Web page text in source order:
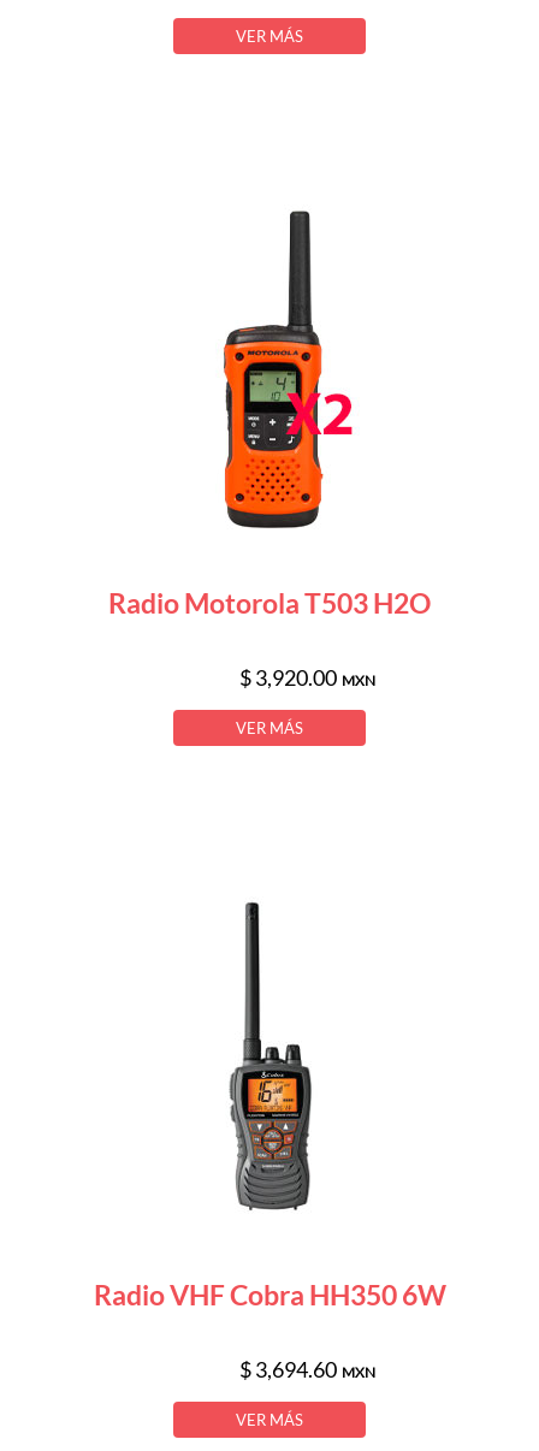
VER MÁS
Radio Motorola T503 H2O
$ 3,920.00 MXN
VER MÁS
Radio VHF Cobra HH350 6W
$ 3,694.60 MXN
VER MÁS